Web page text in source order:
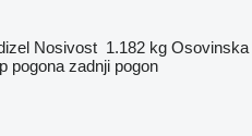
Nosivost 1.182 kg Osovinska
pogona zadnji pogon